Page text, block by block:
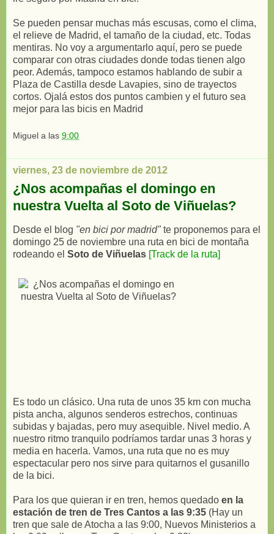
Se pueden pensar muchas más escusas, como el clima,
el relieve de Madrid, el tamaño de la ciudad, etc. Todas
mentiras. No voy a argumentarlo aquí, pero se puede
comparar con otras ciudades donde todas tienen algo
peor. Además, tampoco estamos hablando de subir a
Plaza de Castilla desde Lavapies, sino de trayectos
cortos. Ojalá estos dos puntos cambien y el futuro sea
mejor para las bicis en Madrid
Miguel a las 9:00
viernes, 23 de noviembre de 2012
¿Nos acompañas el domingo en
nuestra Vuelta al Soto de Viñuelas?
Desde el blog "en bici por madrid"te proponemos para el
domingo 25 de noviembre una ruta en bici de montaña
rodeando el Soto de Viñuelas [Track de la ruta]
Es todo un clásico. Una ruta de unos 35 km con mucha
pista ancha, algunos senderos estrechos, continuas
subidas y bajadas, pero muy asequible. Nivel medio. A
nuestro ritmo tranquilo podríamos tardar unas 3 horas y
media en hacerla. Vamos, una ruta que no es muy
espectacular pero nos sirve para quitarnos el gusanillo
de la bici.
Para los que quieran ir en tren, hemos quedado en la
estación de tren de Tres Cantos a las 9:35 (Hay un
tren que sale de Atocha a las 9:00, Nuevos Ministerios a